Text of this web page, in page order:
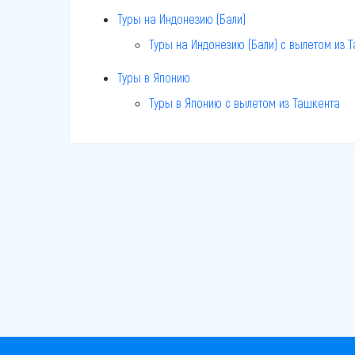
Туры на Индонезию (Бали)
Туры на Индонезию (Бали) c вылетом из
Туры в Японию
Туры в Японию c вылетом из Ташкента